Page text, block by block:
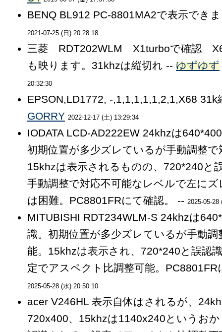
BENQ BL912 PC-8801MA2で表示でき
2021-07-25 (日) 20:28:18
三菱 RDT202WLM X1turboで確認
も映ります。31khzは縦切れ -- ゆずゆず
20:32:30
EPSON,LD1772, -,1,1,1,1,1,2,1,X68 31k
GORRY 2022-12-17 (土) 13:29:34
IODATA LCD-AD222EW 24khzは
初期位置が多少ズレているが手動調整で
15khzは表示されるものの、720*240と
手動調整で対応不可能なレベルで左に
は困難。PC8801FRにて確認。 -- 2025-05-28
MITUBISHI RDT234WLM-S 24khzは
識。初期位置が多少ズレているが手動調
能。15khzは表示され、720*240と誤認
定でアスペクト比調整可能。PC8801FR
2025-05-28 (水) 20:50:10
acer V246HL 表示自体はされるが、
720x400、15khzは1140x240というお